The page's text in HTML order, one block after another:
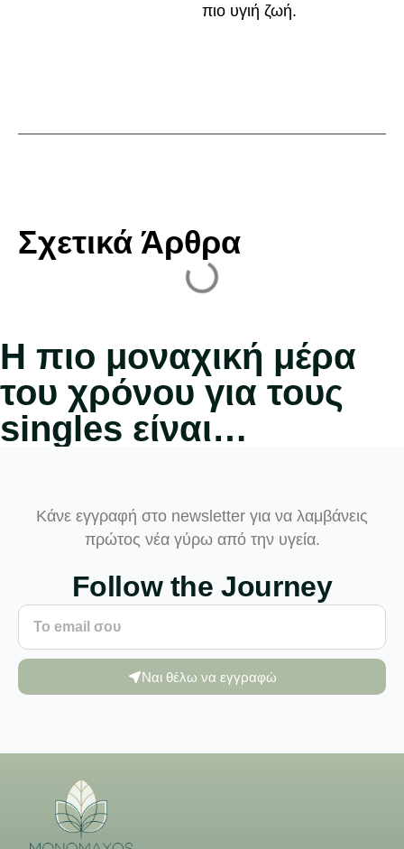
πιο υγιή ζωή.
Σχετικά Άρθρα
Η πιο μοναχική μέρα
του χρόνου για τους
singles είναι…
Κάνε εγγραφή στο newsletter για να λαμβάνεις
πρώτος νέα γύρω από την υγεία.
Follow the Journey
Ναι θέλω να εγγραφώ